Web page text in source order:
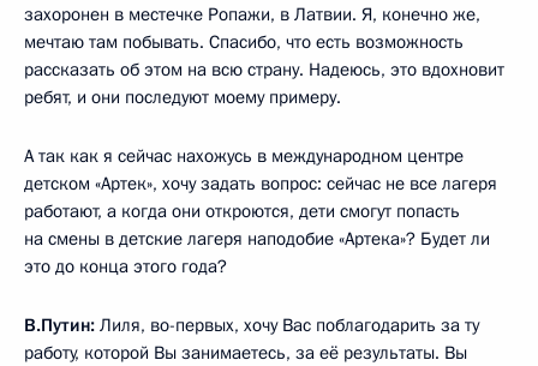
захоронен в местечке Ропажи, в Латвии. Я, конечно же,
мечтаю там побывать. Спасибо, что есть возможность
рассказать об этом на всю страну. Надеюсь, это вдохновит
ребят, и они последуют моему примеру.
А так как я сейчас нахожусь в международном центре
детском «Артек», хочу задать вопрос: сейчас не все лагеря
работают, а когда они откроются, дети смогут попасть
на смены в детские лагеря наподобие «Артека»? Будет ли
это до конца этого года?
В.Путин: Лиля, во-первых, хочу Вас поблагодарить за ту
работу, которой Вы занимаетесь, за её результаты. Вы